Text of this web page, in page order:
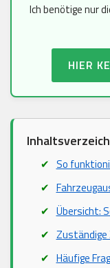
Ich benötige nur
HIER
So
Übersicht:
Häufige